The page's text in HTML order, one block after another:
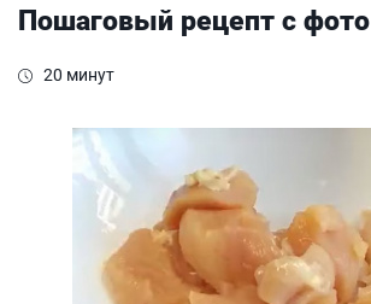
Пошаговый рецепт с фото
20 минут